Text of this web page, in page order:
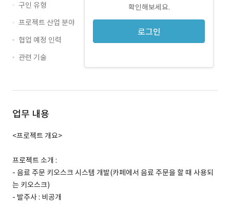
확인해보세요.
로그인
구인 유형
프로젝트 산업 분야
협업 예정 인력
관련 기술
업무 내용
<프로젝트 개요>
프로젝트 소개 :
- 음료 주문 키오스크 시스템 개발(카페에서 음료 주문을 할 때 사용되
는 키오스크)
- 발주사 : 비공개